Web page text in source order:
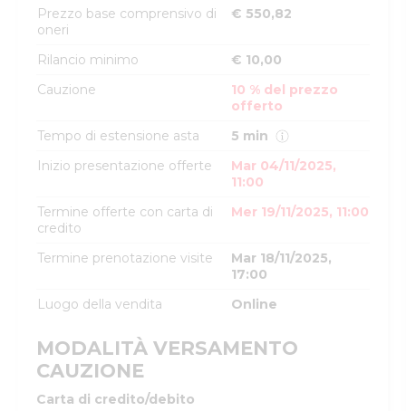
Prezzo base comprensivo di
oneri
€ 550,82
Rilancio minimo
€ 10,00
Cauzione
10 % del prezzo
offerto
Tempo di estensione asta
5 min
Inizio presentazione offerte
Mar 04/11/2025,
11:00
Termine offerte con carta di
credito
Mer 19/11/2025, 11:00
Termine prenotazione visite
Mar 18/11/2025,
17:00
Luogo della vendita
Online
MODALITÀ VERSAMENTO
CAUZIONE
Carta di credito/debito